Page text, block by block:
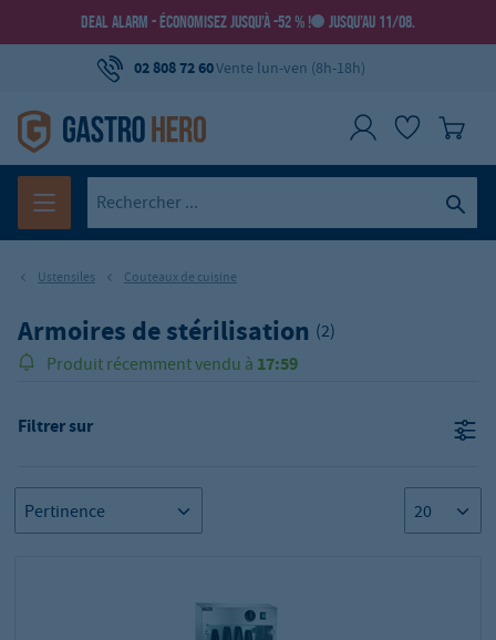
DEAL ALARM - ÉCONOMISEZ JUSQU’À -52 % ! JUSQU’AU 11/08.
02 808 72 60Vente lun-ven (8h-18h)
Ustensiles Couteaux de cuisine
Armoires de stérilisation (2)
Produit récemment vendu à 17:59
Filtrer sur